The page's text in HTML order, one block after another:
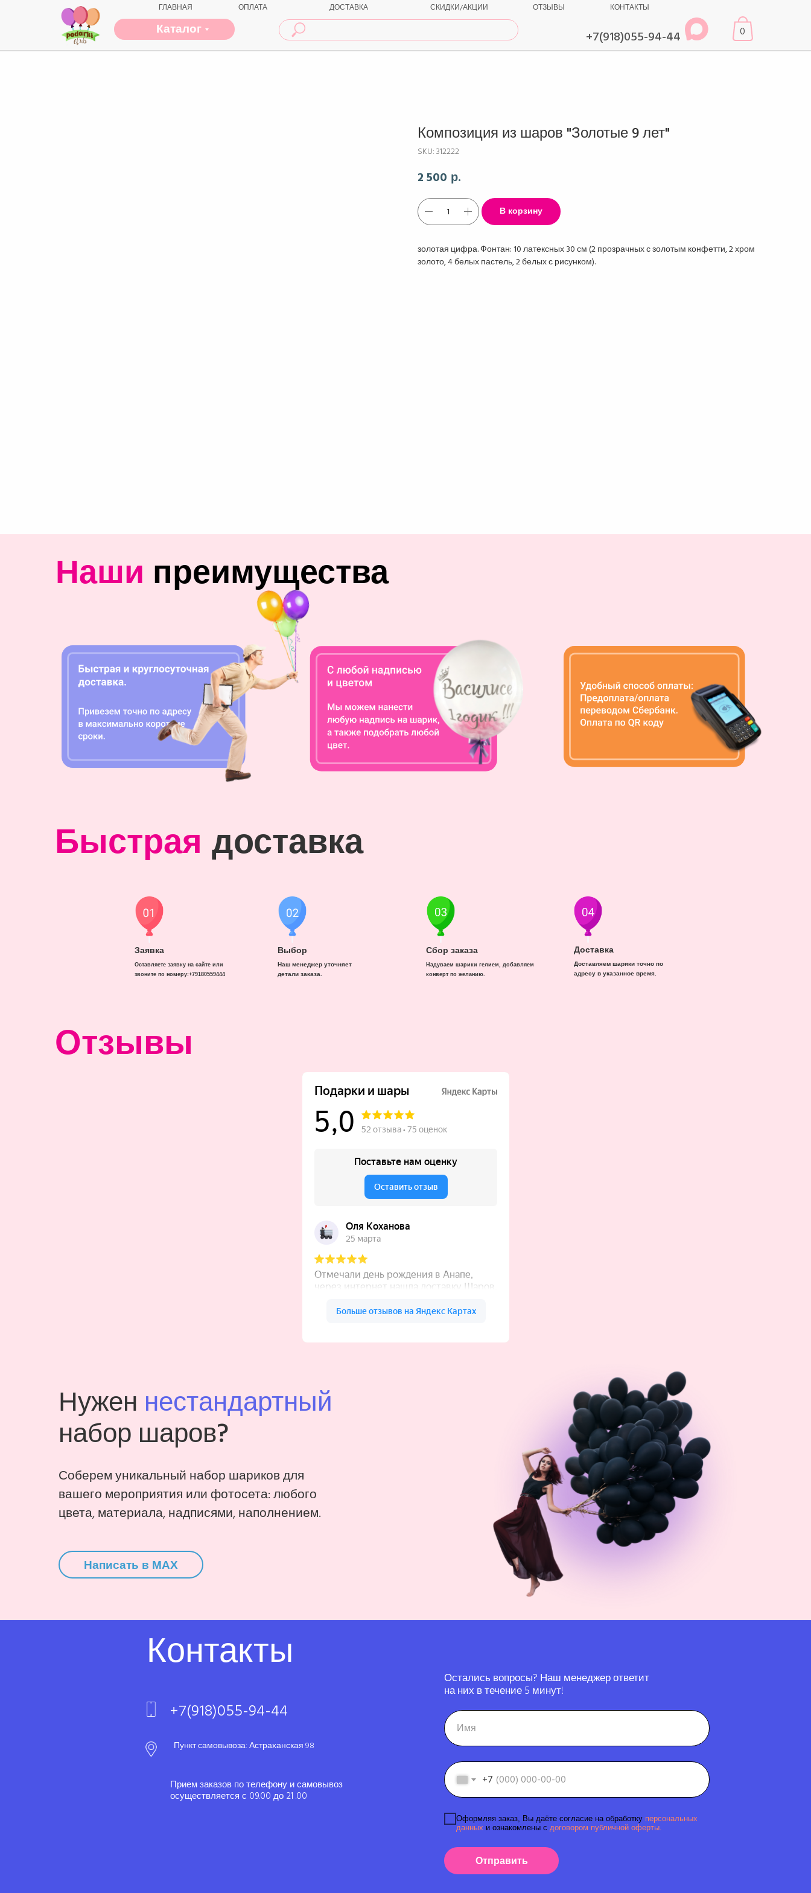
+7(918)055-94-44
ОПЛАТА
ГЛАВНАЯ СКИДКИ/АКЦИИ
ДОСТАВКА ОТЗЫВЫ КОНТАКТЫ
0
Каталог
Композиция из шаров "Золотые 9 лет"
SKU: 312222
2 500 р.
В корзину
золотая цифра. Фонтан: 10 латексных 30 см (2 прозрачных с золотым конфетти, 2 хром
золото, 4 белых пастель, 2 белых с рисунком).
Наши преимущества
Доставка
Доставляем шарики точно по
адресу в указанное время.
Быстрая доставка
Сбор заказа
Надуваем шарики гелием, добавляем
конверт по желанию.
Заявка
Оставляете заявку на сайте или
звоните по номеру:+79180559444
Выбор
Наш менеджер уточняет
детали заказа.
Отзывы
Нужен нестандартный
набор шаров?
Соберем уникальный набор шариков для
вашего мероприятия или фотосета: любого
цвета, материала, надписями, наполнением.
Написать в MAX
+7
Оформляя заказ, Вы даёте согласие на обработку персональных
данных и ознакомлены с договором публичной оферты.
Отправить
Контакты
Пункт самовывоза: Астраханская 98
+7(918)055-94-44
Прием заказов по телефону и самовывоз
осуществляется с 09.00 до 21 .00
Остались вопросы? Наш менеджер ответит
на них в течение 5 минут!